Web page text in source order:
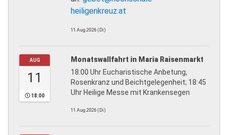
heiligenkreuz.at
11.Aug.2026 (Di)
AUG
11
18:00
Monatswallfahrt in Maria Raisenmarkt
18:00 Uhr Eucharistische Anbetung,
Rosenkranz und Beichtgelegenheit; 18:45
Uhr Heilige Messe mit Krankensegen
11.Aug.2026 (Di)